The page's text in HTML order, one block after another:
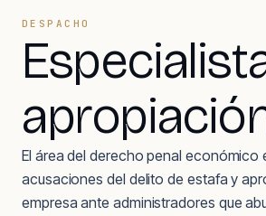
DESPACHO
El área del derecho penal
acusaciones del delito de estafa y
empresa ante administradores que